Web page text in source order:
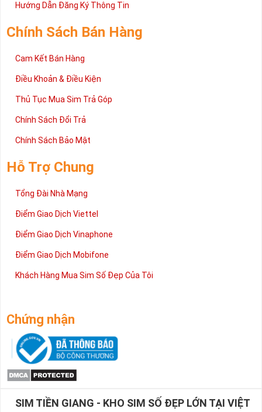
2 đang được rất nhiều khách hàng tin tưởng lựa chọn trên thị
cấp trong bài viết này sẽ giúp bạn hiểu rõ ý nghĩa và các bước đặt
mua sim số tại Sim Tiền Giang nhanh chóng nhất.
Chúc quý khách tìm được chiếc sim Tứ quý 2 như ý!
Hướng Dẫn Đăng Ký Thông Tin
Chính Sách Bán Hàng
Cam Kết Bán Hàng
Điều Khoản & Điều Kiện
Thủ Tục Mua Sim Trả Góp
Chính Sách Đổi Trả
Chính Sách Bảo Mật
Hỗ Trợ Chung
Tổng Đài Nhà Mạng
Điểm Giao Dịch Viettel
Điểm Giao Dịch Vinaphone
Điểm Giao Dịch Mobifone
Khách Hàng Mua Sim Số Đẹp Của Tôi
Chứng nhận
SIM TIỀN GIANG - KHO SIM SỐ ĐẸP LỚN TẠI VIỆT